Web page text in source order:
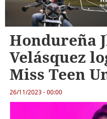
Hondureña
Velásquez
Miss Teen
26/11/2023 - 00:00